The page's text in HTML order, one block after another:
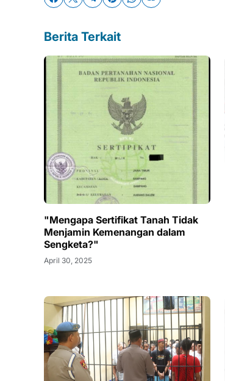
Berita Terkait
"Mengapa Sertifikat Tanah Tidak
Menjamin Kemenangan dalam
Sengketa?"
April 30, 2025